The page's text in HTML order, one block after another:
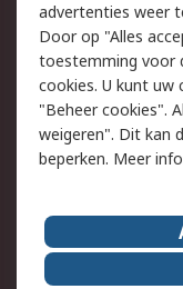
Wettelijk
Cookiebeleid
Privacybeleid
Algemene
Over RS
RS Group
advertenties weer
Door op "Alles
toestemming voor
cookies. U kunt uw
"Beheer cookies".
weigeren". Dit kan
beperken. Meer